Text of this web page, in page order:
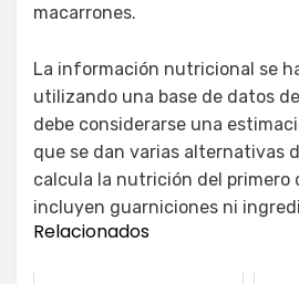
macarrones.
La información nutricional se
utilizando una base de datos
debe considerarse una
que se dan varias alternativas
calcula la nutrición del primero
incluyen guarniciones ni
Relacionados